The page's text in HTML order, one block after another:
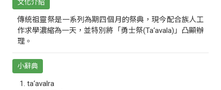
文化介紹
傳統祖靈祭是一系列為期四個月的祭典，現今配合族人工
作求學濃縮為一天，並特別將「勇士祭(Ta‘avala)」凸顯辦
理。
小辭典
ta‘avalra